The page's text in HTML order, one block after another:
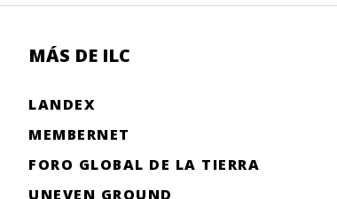
MÁS DE ILC
LANDEX
MEMBERNET
FORO GLOBAL DE LA TIERRA
UNEVEN GROUND